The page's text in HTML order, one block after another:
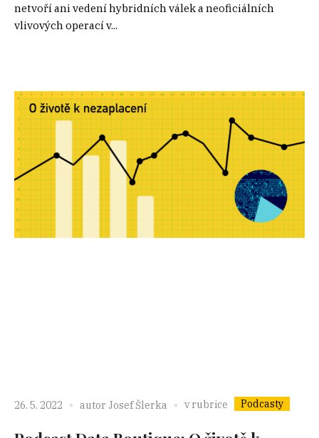
netvoří ani vedení hybridních válek a neoficiálních
vlivových operací v...
26. 5. 2022 autor Josef Šlerka v rubrice Podcasty